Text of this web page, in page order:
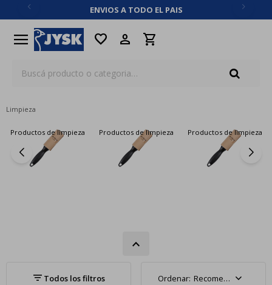
ENVIOS A TODO EL PAIS
menu favorite
Limpieza
Productos de limpieza Productos de limpieza Productos de limpieza
Recomendados
close